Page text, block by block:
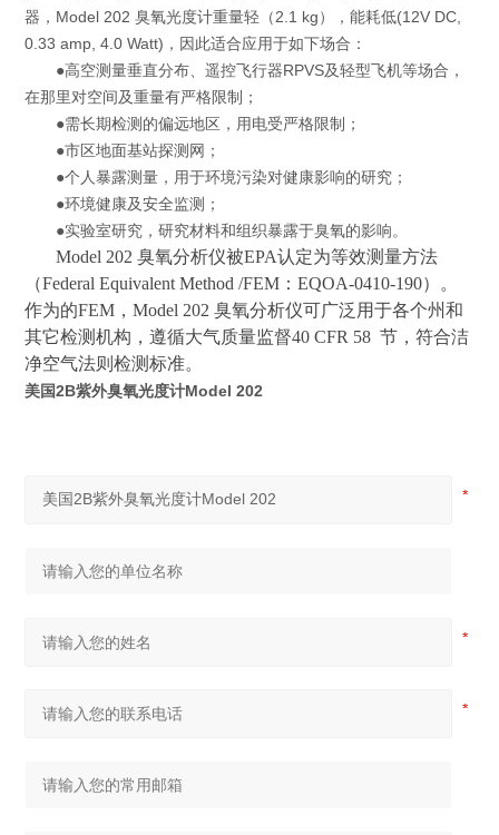
器，Model 202 臭氧光度计重量轻（2.1 kg），能耗低(12V DC,
0.33 amp, 4.0 Watt)，因此适合应用于如下场合：
●高空测量垂直分布、遥控飞行器RPVS及轻型飞机等场合，
在那里对空间及重量有严格限制；
●需长期检测的偏远地区，用电受严格限制；
●市区地面基站探测网；
●个人暴露测量，用于环境污染对健康影响的研究；
●环境健康及安全监测；
●实验室研究，研究材料和组织暴露于臭氧的影响。
Model 202 臭氧分析仪被EPA认定为等效测量方法
（Federal Equivalent Method /FEM：EQOA-0410-190）。
作为的FEM，Model 202 臭氧分析仪可广泛用于各个州和
其它检测机构，遵循大气质量监督40 CFR 58 节，符合洁
净空气法则检测标准。
美国2B紫外臭氧光度计Model 202